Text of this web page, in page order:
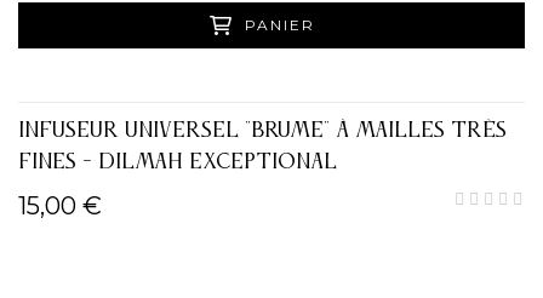
PANIER
INFUSEUR UNIVERSEL "BRUME" À MAILLES TRÈS
FINES - DILMAH EXCEPTIONAL
15,00 €